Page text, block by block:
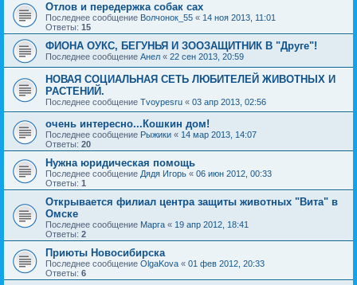
Отлов и передержка собак сах
Последнее сообщение Волчонок_55 « 14 ноя 2013, 11:01
Ответы: 15
ФИОНА ОУКС, БЕГУНЬЯ И ЗООЗАЩИТНИК В "Друге"!
Последнее сообщение Анел « 22 сен 2013, 20:59
НОВАЯ СОЦИАЛЬНАЯ СЕТЬ ЛЮБИТЕЛЕЙ ЖИВОТНЫХ И
РАСТЕНИЙ.
Последнее сообщение Tvoypesru « 03 апр 2013, 02:56
очень интересно...Кошкин дом!
Последнее сообщение Рыжики « 14 мар 2013, 14:07
Ответы: 20
Нужна юридическая помощь
Последнее сообщение Дядя Игорь « 06 июн 2012, 00:33
Ответы: 1
Открывается филиал центра защиты животных "Вита" в
Омске
Последнее сообщение Марга « 19 апр 2012, 18:41
Ответы: 2
Приюты Новосибирска
Последнее сообщение OlgaKova « 01 фев 2012, 20:33
Ответы: 6